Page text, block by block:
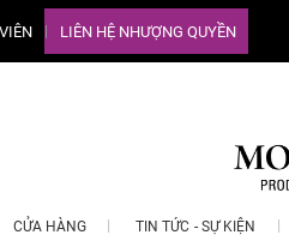
LIÊN HỆ NHƯỢNG QUYỀN
CỬA HÀNG TIN TỨC - SỰ KIỆN